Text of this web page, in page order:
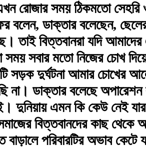
রোজার সময় ঠিকমতো
বলেন, ডাক্তার বলেছেন,
তাই বিত্তবানরা যদি
সবার মতো নিজের চোখ
সড়ক দুর্ঘটনা আমার চোখের
না। ডাক্তার বলেছে
দুনিয়ায় এমন কি কেউ নেই
বিত্তবানদের কাছ থেকে
পরিবারটির অভাব কেটে